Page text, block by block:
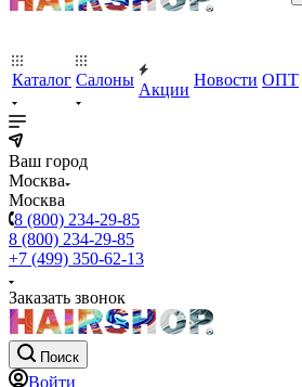
Каталог Салоны
Акции
Новости ОПТ
Ваш город
Москва
Москва
8 (800) 234-29-85
8 (800) 234-29-85
+7 (499) 350-62-13
Заказать звонок
Поиск
Войти